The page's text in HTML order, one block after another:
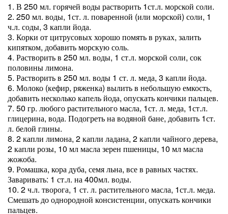
1. В 250 мл. горячей воды растворить 1ст.л. морской соли.
2. 250 мл. воды, 1ст. л. поваренной (или морской) соли, 1
ч.л. соды, 3 капли йода.
3. Корки от цитрусовых хорошо помять в руках, залить
кипятком, добавить морскую соль.
4. Растворить в 250 мл. воды, 1 ст.л. морской соли, сок
половины лимона.
5. Растворить в 250 мл. воды 1 ст. л. меда, 3 капли йода.
6. Молоко (кефир, ряженка) вылить в небольшую емкость,
добавить несколько капель йода, опускать кончики пальцев.
7. 50 гр. любого растительного масла, 1ст. л. меда, 1ст.л.
глицерина, вода. Подогреть на водяной бане, добавить 1ст.
л. белой глины.
8. 2 капли лимона, 2 капли ладана, 2 капли чайного дерева,
2 капли розы, 10 мл масла зерен пшеницы, 10 мл масла
жожоба.
9. Ромашка, кора дуба, семя льна, все в равных частях.
Заваривать: 1 ст.л. на 400мл. воды.
10. 2 ч.л. творога, 1 ст. л. растительного масла, 1ст.л. меда.
Смешать до однородной консистенции, опускать кончики
пальцев.